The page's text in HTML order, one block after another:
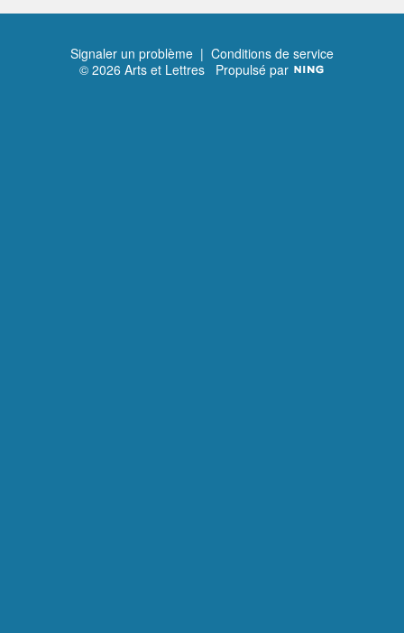
Signaler un problème | Conditions de service
© 2026 Arts et Lettres Propulsé par